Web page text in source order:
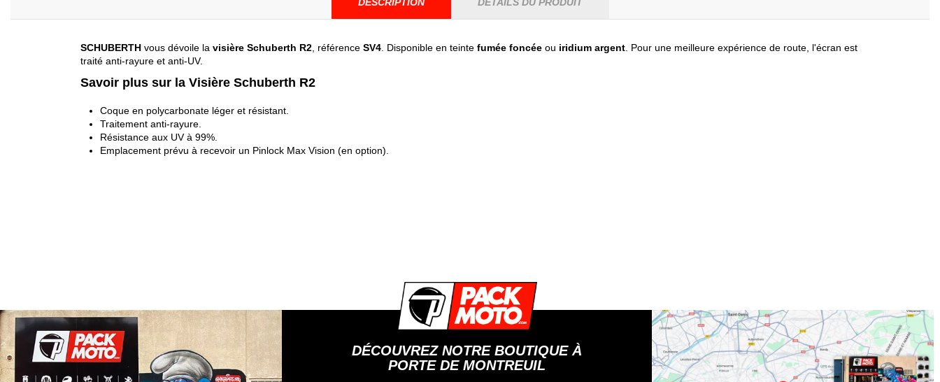
SCHUBERTH vous dévoile la visière Schuberth R2 , référence SV4 . Disponible en teinte fumée foncée ou iridium argent . Pour une meilleure expérience de route, l'écran est
traité anti-rayure et anti-UV.
Savoir plus sur la Visière Schuberth R2
Coque en polycarbonate léger et résistant.
Traitement anti-rayure.
Résistance aux UV à 99%.
Emplacement prévu à recevoir un Pinlock Max Vision (en option).
DÉCOUVREZ NOTRE BOUTIQUE À
PORTE DE MONTREUIL